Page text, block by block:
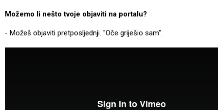
Možemo li nešto tvoje objaviti na portalu?
- Možeš objaviti pretposljednji. "Oče griješio sam".